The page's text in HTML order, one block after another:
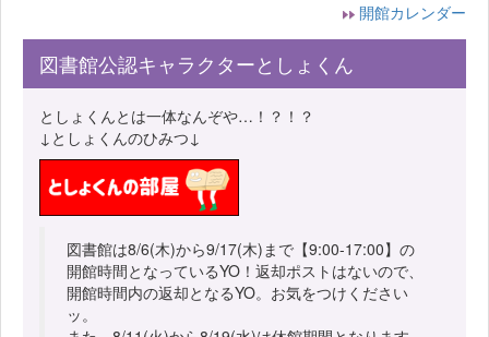
開館カレンダー
図書館公認キャラクターとしょくん
としょくんとは一体なんぞや…！？！？
↓としょくんのひみつ↓
図書館は8/6(木)から9/17(木)まで【9:00-17:00】の
開館時間となっているYO！返却ポストはないので、
開館時間内の返却となるYO。お気をつけください
ッ。